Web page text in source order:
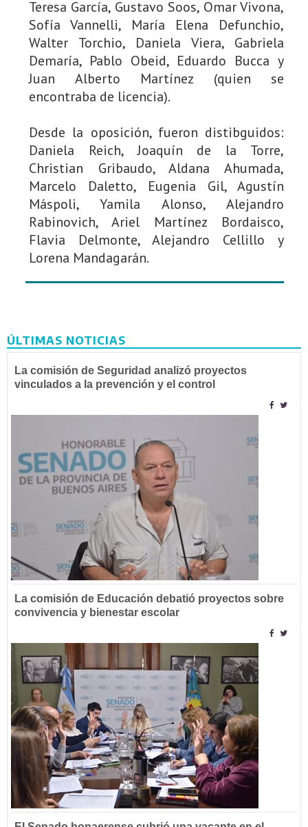
Teresa García, Gustavo Soos, Omar Vivona,
Sofía Vannelli, María Elena Defunchio,
Walter Torchio, Daniela Viera, Gabriela
Demaría, Pablo Obeid, Eduardo Bucca y
Juan Alberto Martínez (quien se
encontraba de licencia).
Desde la oposición, fueron distibguidos:
Daniela Reich, Joaquín de la Torre,
Christian Gribaudo, Aldana Ahumada,
Marcelo Daletto, Eugenia Gil, Agustín
Máspoli, Yamila Alonso, Alejandro
Rabinovich, Ariel Martínez Bordaisco,
Flavia Delmonte, Alejandro Cellillo y
Lorena Mandagarán.
ÚLTIMAS NOTICIAS
La comisión de Seguridad analizó proyectos
vinculados a la prevención y el control
La comisión de Educación debatió proyectos sobre
convivencia y bienestar escolar